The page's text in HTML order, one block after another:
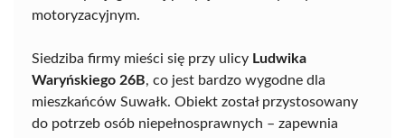
motoryzacyjnym.
Siedziba firmy mieści się przy ulicy Ludwika
Waryńskiego 26B, co jest bardzo wygodne dla
mieszkańców Suwałk. Obiekt został przystosowany
do potrzeb osób niepełnosprawnych – zapewnia